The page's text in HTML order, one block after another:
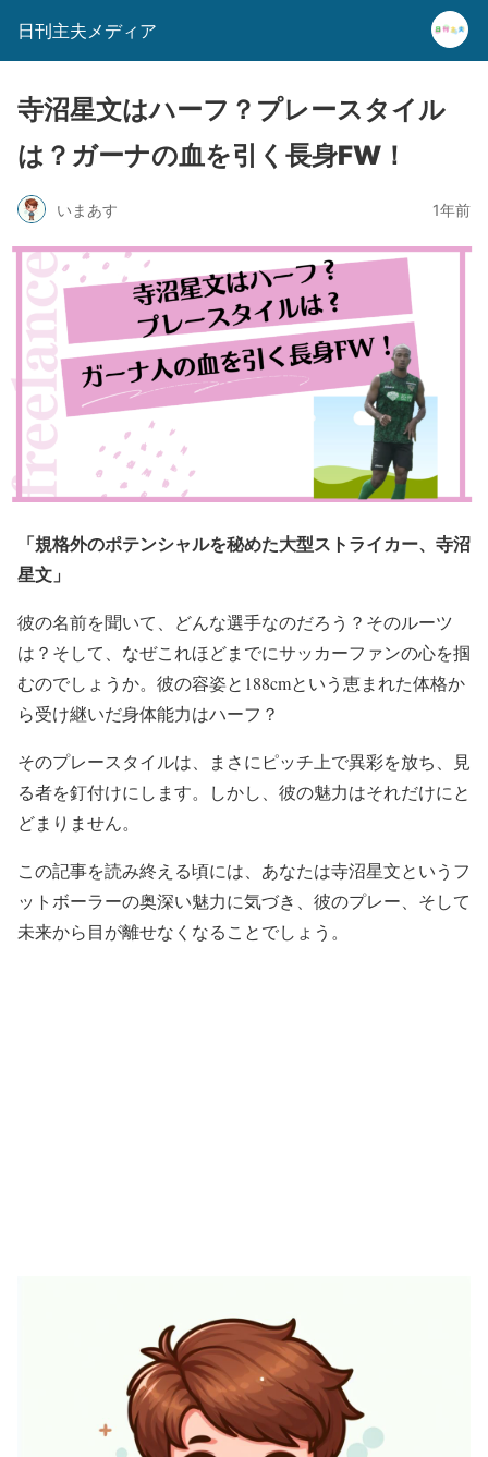
日刊主夫メディア
寺沼星文はハーフ？プレースタイル
は？ガーナの血を引く長身FW！
いまあす 1年前
「規格外のポテンシャルを秘めた大型ストライカー、寺沼
星文」
彼の名前を聞いて、どんな選手なのだろう？そのルーツ
は？そして、なぜこれほどまでにサッカーファンの心を掴
むのでしょうか。彼の容姿と188cmという恵まれた体格か
ら受け継いだ身体能力はハーフ？
そのプレースタイルは、まさにピッチ上で異彩を放ち、見
る者を釘付けにします。しかし、彼の魅力はそれだけにと
どまりません。
この記事を読み終える頃には、あなたは寺沼星文というフ
ットボーラーの奥深い魅力に気づき、彼のプレー、そして
未来から目が離せなくなることでしょう。